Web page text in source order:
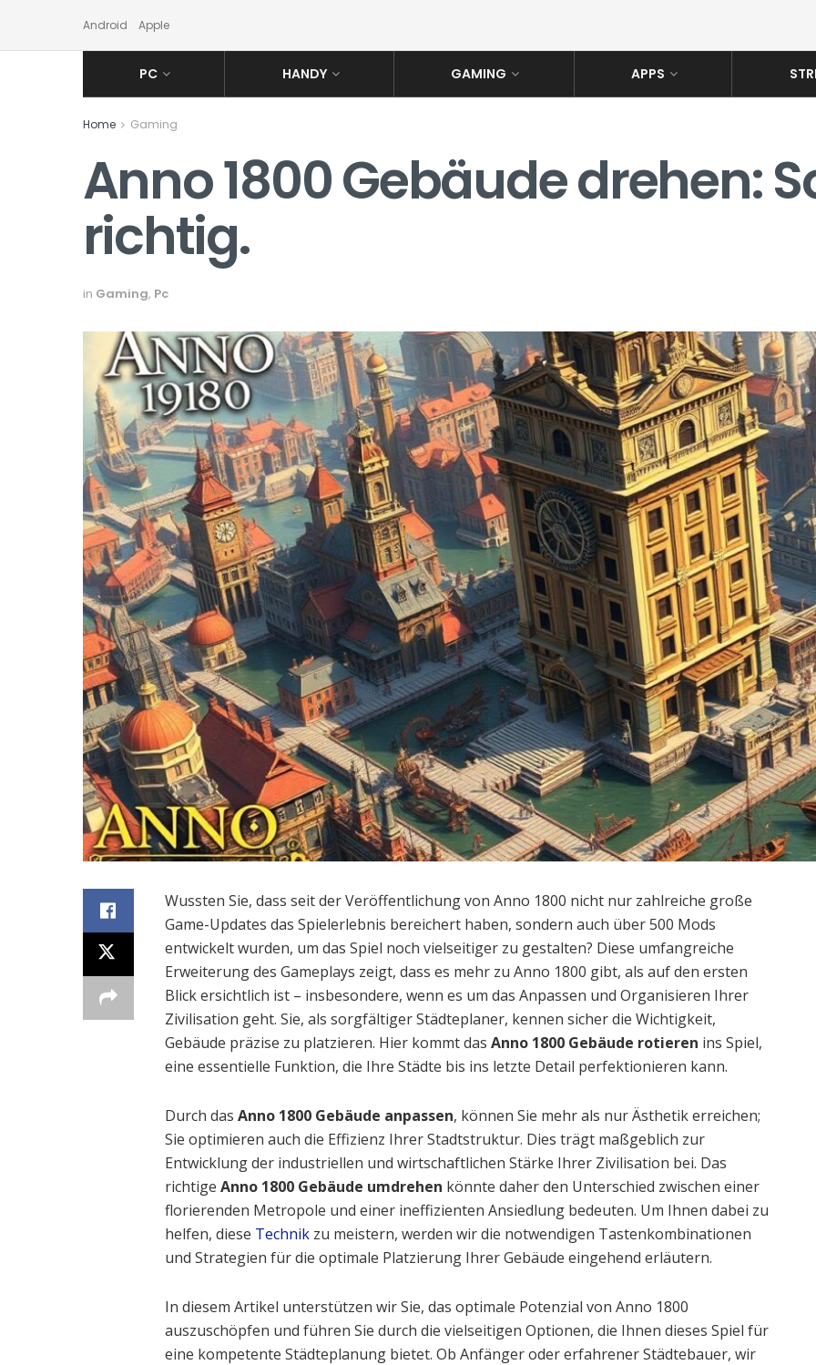
Android Apple
PC HANDY GAMING APPS
Home Gaming
Anno 1800 Gebäude drehen:
richtig.
in Gaming, Pc
Wussten Sie, dass seit der Veröffentlichung von Anno 1800 nicht nur zahlreiche große
Game-Updates das Spielerlebnis bereichert haben, sondern auch über 500 Mods
entwickelt wurden, um das Spiel noch vielseitiger zu gestalten? Diese umfangreiche
Erweiterung des Gameplays zeigt, dass es mehr zu Anno 1800 gibt, als auf den ersten
Blick ersichtlich ist – insbesondere, wenn es um das Anpassen und Organisieren Ihrer
Zivilisation geht. Sie, als sorgfältiger Städteplaner, kennen sicher die Wichtigkeit,
Gebäude präzise zu platzieren. Hier kommt das Anno 1800 Gebäude rotieren ins Spiel,
eine essentielle Funktion, die Ihre Städte bis ins letzte Detail perfektionieren kann.
Durch das Anno 1800 Gebäude anpassen, können Sie mehr als nur Ästhetik erreichen;
Sie optimieren auch die Effizienz Ihrer Stadtstruktur. Dies trägt maßgeblich zur
Entwicklung der industriellen und wirtschaftlichen Stärke Ihrer Zivilisation bei. Das
richtige Anno 1800 Gebäude umdrehen könnte daher den Unterschied zwischen einer
florierenden Metropole und einer ineffizienten Ansiedlung bedeuten. Um Ihnen dabei zu
helfen, diese Technikzu meistern, werden wir die notwendigen Tastenkombinationen
und Strategien für die optimale Platzierung Ihrer Gebäude eingehend erläutern.
In diesem Artikel unterstützen wir Sie, das optimale Potenzial von Anno 1800
auszuschöpfen und führen Sie durch die vielseitigen Optionen, die Ihnen dieses Spiel für
eine kompetente Städteplanung bietet. Ob Anfänger oder erfahrener Städtebauer, wir